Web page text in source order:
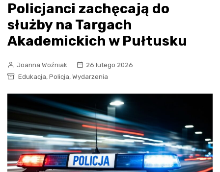
Policjanci zachęcają do
służby na Targach
Akademickich w Pułtusku
Joanna Woźniak
26 lutego 2026
Edukacja, Policja, Wydarzenia